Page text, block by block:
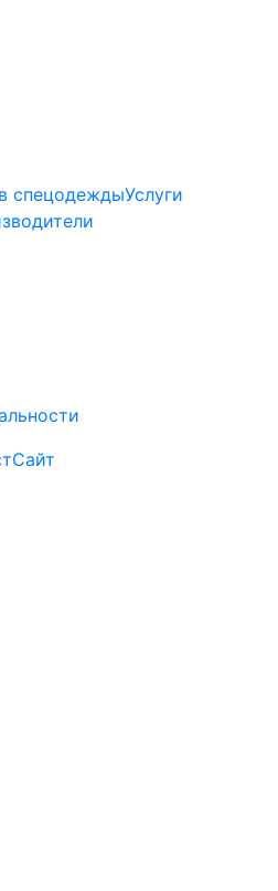
спецодеждыУслуги